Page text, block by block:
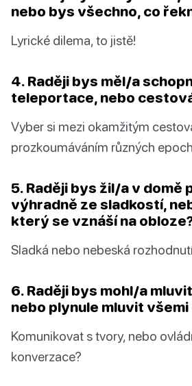
nebo bys všechno, co
Lyrické dilema, to jistě!
4. Raději bys měl/a
teleportace, nebo
Vyber si mezi okamžitým
prozkoumáváním různých
5. Raději bys žil/a v domě
výhradně ze sladkostí,
který se vznáší na
Sladká nebo nebeská
6. Raději bys mohl/a
nebo plynule mluvit
Komunikovat s tvory, nebo
konverzace?